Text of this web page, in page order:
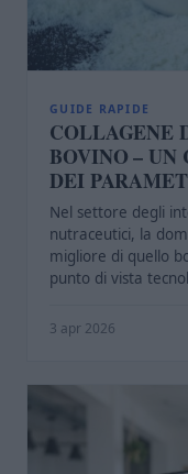
GUIDE RAPIDE
COLLAGENE
BOVINO – UN
DEI
Nel settore degli
nutraceutici, la
migliore di quello
punto di vista
3 apr 2026